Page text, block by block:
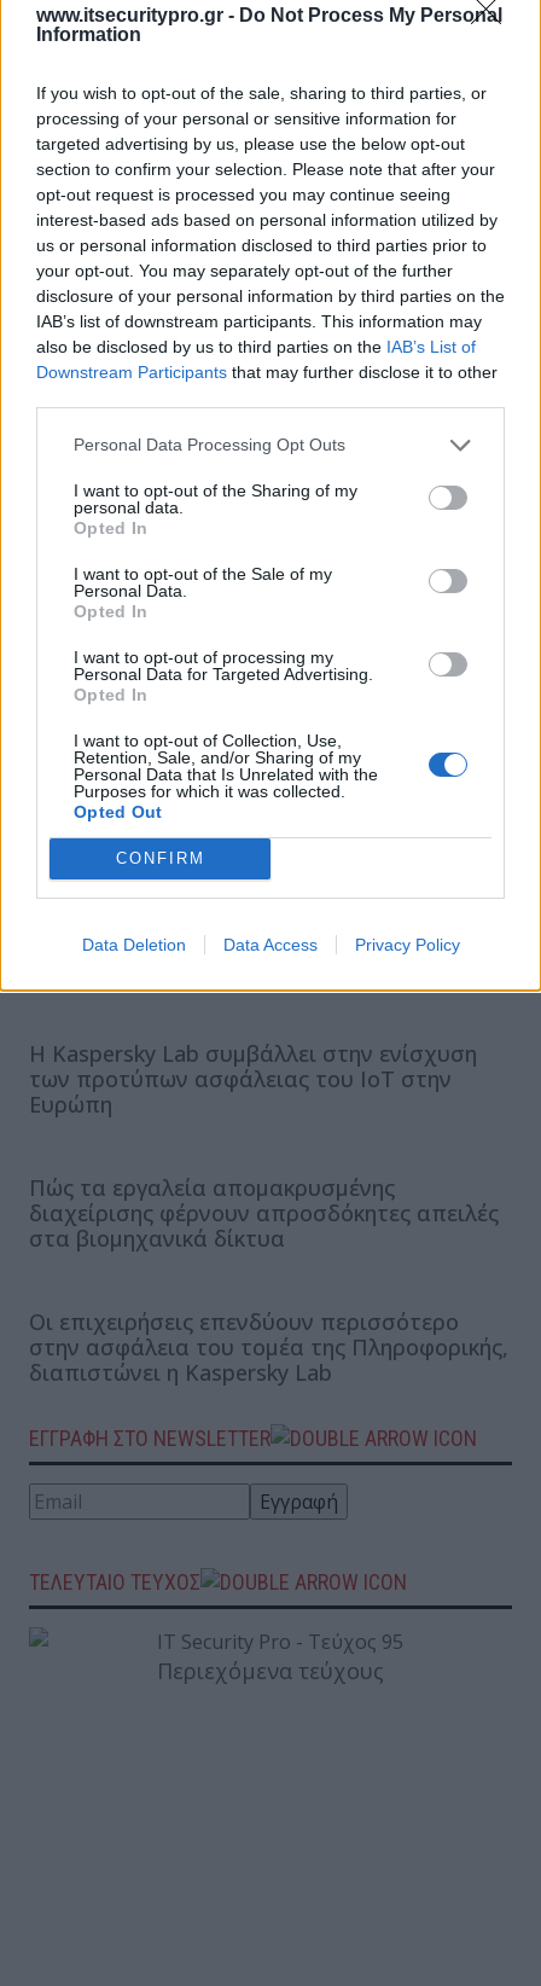
www.itsecuritypro.gr - Do Not Process My Personal
Information
If you wish to opt-out of the sale, sharing to third parties, or
processing of your personal or sensitive information for
targeted advertising by us, please use the below opt-out
section to confirm your selection. Please note that after your
opt-out request is processed you may continue seeing
interest-based ads based on personal information utilized by
us or personal information disclosed to third parties prior to
your opt-out. You may separately opt-out of the further
disclosure of your personal information by third parties on the
IAB’s list of downstream participants. This information may
also be disclosed by us to third parties on the IAB’s List of
Downstream Participants that may further disclose it to other
Personal Data Processing Opt Outs
I want to opt-out of the Sharing of my
personal data.
Opted In
I want to opt-out of the Sale of my
Personal Data.
Opted In
I want to opt-out of processing my
Personal Data for Targeted Advertising.
Opted In
I want to opt-out of Collection, Use,
Retention, Sale, and/or Sharing of my
Personal Data that Is Unrelated with the
Purposes for which it was collected.
Opted Out
CONFIRM
Data Deletion Data Access Privacy Policy
Business.
(αυστηρή ασφάλεια μεταφοράς HTTP), το οποίο
εμποδίζει την εναλλαγή από το HTTPS σε
πρωτόκολλο HTTP και την πλαστογράφηση των
στοιχείων σύνδεσης από ένα κλεμμένο cookie.
Αν είναι δυνατόν, απενεργοποιήστε τη
λειτουργία ακρόασης και ενεργοποιήστε τη
ρύθμιση απομόνωσης Client (AP) σε Wi-Fi
routers και switches, απενεργοποιώντας τους
από την ακρόαση της κίνησης σε άλλους
σταθμούς εργασίας.
δικτύων από τη λήψη αιτημάτων DHCP από
πλαστούς DHCP server.
Εκτός από την παρεμπόδιση των δεδομένων
ελέγχου ταυτότητας από εταιρικό δίκτυο, η
πειραματική συσκευή μπορεί να χρησιμοποιηθεί
για τη συλλογή cookies από προγράμματα
περιήγησης στα μηχανήματα που δέχονται επίθεση.
Διαβάστε περισσότερα σχετικά με το πείραμα και τα
μέτρα που μπορούν να ληφθούν για την προστασία
εταιρειών και οικιακών χρηστών από επιθέσεις
αυτού του τύπου στον ειδικό ιστότοπο
Securelist.com.
Η Kaspersky Lab συμβάλλει στην ενίσχυση
των προτύπων ασφάλειας του IoT στην
Ευρώπη
Πώς τα εργαλεία απομακρυσμένης
διαχείρισης φέρνουν απροσδόκητες απειλές
στα βιομηχανικά δίκτυα
Οι επιχειρήσεις επενδύουν περισσότερο
στην ασφάλεια του τομέα της Πληροφορικής,
διαπιστώνει η Kaspersky Lab
ΕΓΓΡΑΦΗ ΣΤΟ NEWSLETTER
ΤΕΛΕΥΤΑΙΟ ΤΕΥΧΟΣ
Περιεχόμενα τεύχους